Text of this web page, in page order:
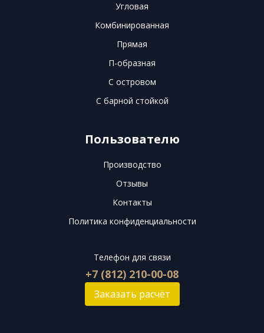
Угловая
Комбинированная
Прямая
П-образная
С островом
С барной стойкой
Пользователю
Производство
Отзывы
Контакты
Политика конфиденциальности
Телефон для связи
+7 (812) 210-00-08
Заказать расчёт